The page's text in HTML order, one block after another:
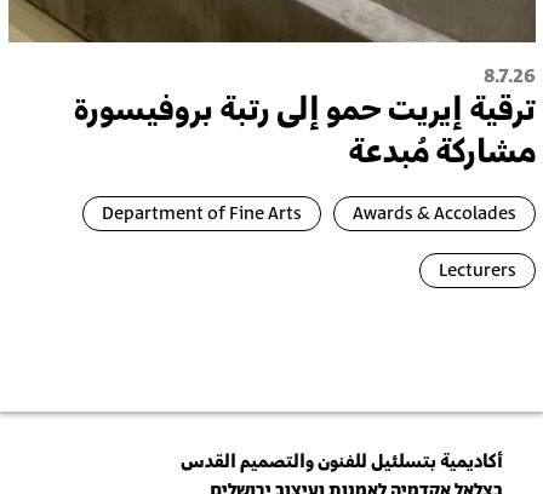
8.7.26
ترقية إيريت حمو إلى رتبة بروفيسورة
مشاركة مُبدعة
Awards & Accolades
Department of Fine Arts
Lecturers
أكاديمية بتسلئيل للفنون والتصميم القدس